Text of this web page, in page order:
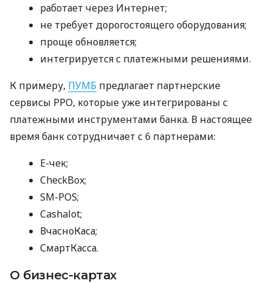
работает через Интернет;
не требует дорогостоящего оборудования;
проще обновляется;
интегрируется с платежными решениями.
К примеру, ПУМБ предлагает партнерские
сервисы РРО, которые уже интегрированы с
платежными инструментами банка. В настоящее
время банк сотрудничает с 6 партнерами:
E-чек;
CheckBox;
SM-POS;
Cashalot;
ВчасноКаса;
СмартКасса.
О бизнес-картах